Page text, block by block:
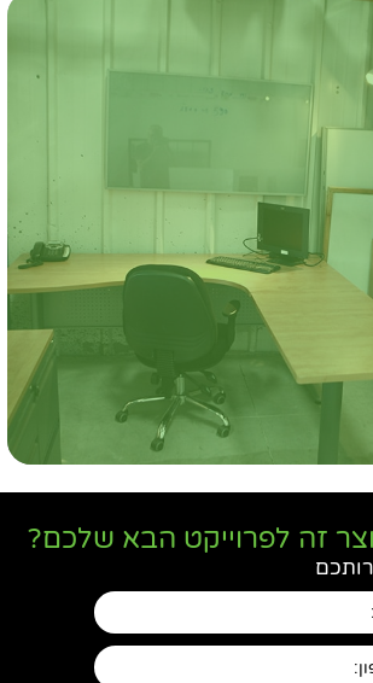
זה לפרוייקט הבא שלכם?